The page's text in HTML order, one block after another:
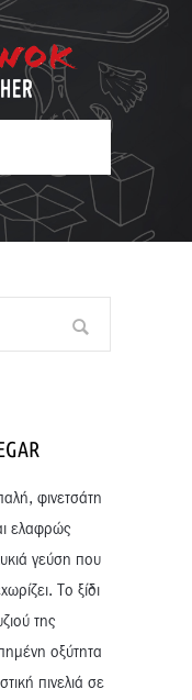
φινετσάτη
ελαφρώς
γεύση που
Τo ξίδι
της
οξύτητα
πινελιά σε